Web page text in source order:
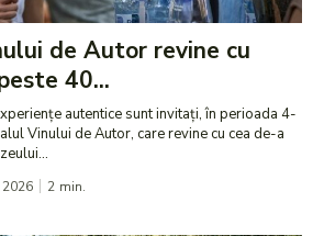
de Autor revine cu
40...
autentice sunt invitați, în perioada 4-
Vinului de Autor, care revine cu cea de-a
2 min.